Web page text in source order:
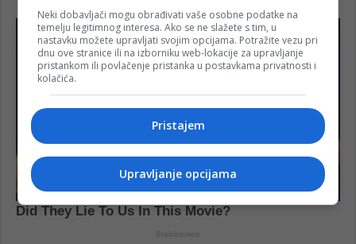
Neki dobavljači mogu obrađivati vaše osobne podatke na
temelju legitimnog interesa. Ako se ne slažete s tim, u
nastavku možete upravljati svojim opcijama. Potražite vezu pri
dnu ove stranice ili na izborniku web-lokacije za upravljanje
pristankom ili povlačenje pristanka u postavkama privatnosti i
kolačića.
Pristajem
Upravljanje opcijama